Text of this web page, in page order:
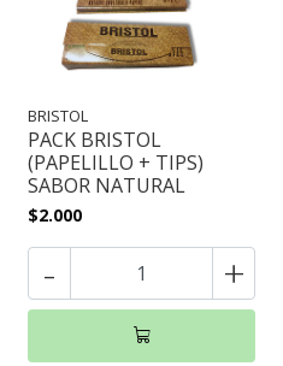
BRISTOL
PACK BRISTOL
(PAPELILLO + TIPS)
SABOR NATURAL
$2.000
- +